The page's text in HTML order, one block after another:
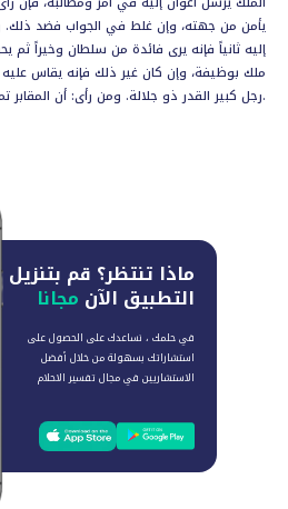
يأمن من جهته، وإن غلط في الجواب فضد ذلك.
إليه ثانياً فإنه يرى فائدة من سلطان وخيراً
ملك بوظيفة، وإن كان غير ذلك فإنه يقاس عليه
رجل كبير القدر ذو جلالة. ومن رأى: أن المقابر تمطر فإنها رحمة من الله عليهم.
ماذا تنتظر؟ قم بتنزيل
التطبيق الآن مجانا
في حلمك ، نساعدك على الحصول على
استشاراتك بسهولة من خلال أفضل
الاستشاريين في مجال تفسير الاحلام